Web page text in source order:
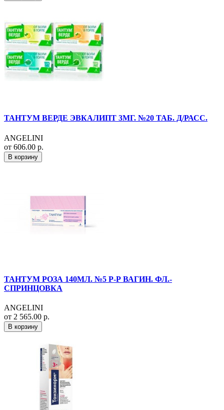
ТАНТУМ ВЕРДЕ ЭВКАЛИПТ 3МГ. №20 ТАБ. Д/РАСС.
ANGELINI
от 606.00 р.
В корзину
ТАНТУМ РОЗА 140МЛ. №5 Р-Р ВАГИН. ФЛ.-
СПРИНЦОВКА
ANGELINI
от 2 565.00 р.
В корзину